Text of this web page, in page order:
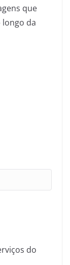
que
da
do